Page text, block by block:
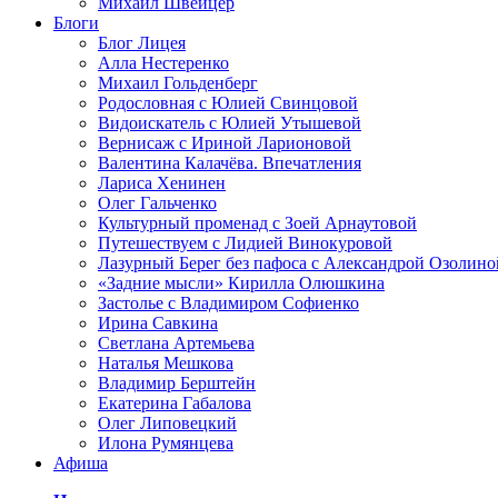
Блоги
Блог Лицея
Алла Нестеренко
Михаил Гольденберг
Родословная с Юлией Свинцовой
Видоискатель с Юлией Утышевой
Вернисаж с Ириной Ларионовой
Валентина Калачёва. Впечатления
Лариса Хенинен
Олег Гальченко
Культурный променад с Зоей Арнаутовой
Путешествуем с Лидией Винокуровой
Лазурный Берег без пафоса с Александрой
«Задние мысли» Кирилла Олюшкина
Застолье с Владимиром Софиенко
Ирина Савкина
Светлана Артемьева
Наталья Мешкова
Владимир Берштейн
Екатерина Габалова
Олег Липовецкий
Илона Румянцева
Афиша